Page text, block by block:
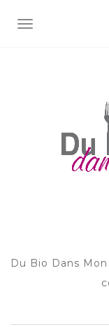
AFFICHER/
Du Bio Dans